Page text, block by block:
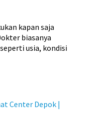
kapan saja
biasanya
usia, kondisi
Center Depok |